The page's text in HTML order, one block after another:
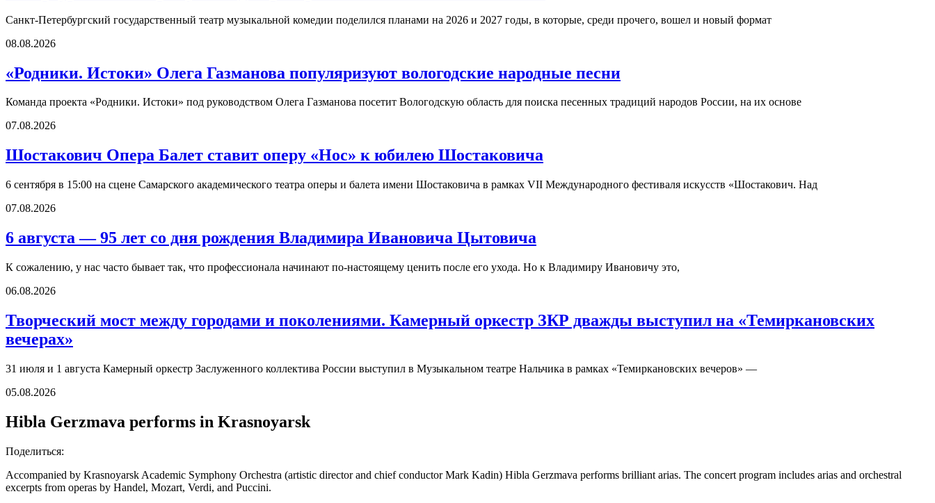
Санкт-Петербургский государственный театр музыкальной комедии поделился планами на 2026 и 2027 годы, в которые, среди прочего, вошел и новый формат
08.08.2026
«Родники. Истоки» Олега Газманова популяризуют вологодские народные песни
Команда проекта «Родники. Истоки» под руководством Олега Газманова посетит Вологодскую область для поиска песенных традиций народов России, на их основе
07.08.2026
Шостакович Опера Балет ставит оперу «Нос» к юбилею Шостаковича
6 сентября в 15:00 на сцене Самарского академического театра оперы и балета имени Шостаковича в рамках VII Международного фестиваля искусств «Шостакович. Над
07.08.2026
6 августа — 95 лет со дня рождения Владимира Ивановича Цытовича
К сожалению, у нас часто бывает так, что профессионала начинают по-настоящему ценить после его ухода. Но к Владимиру Ивановичу это,
06.08.2026
Творческий мост между городами и поколениями. Камерный оркестр ЗКР дважды выступил на «Темиркановских
вечерах»
31 июля и 1 августа Камерный оркестр Заслуженного коллектива России выступил в Музыкальном театре Нальчика в рамках «Темиркановских вечеров» —
05.08.2026
Hibla Gerzmava performs in Krasnoyarsk
Поделиться:
Accompanied by Krasnoyarsk Academic Symphony Orchestra (artistic director and chief conductor Mark Kadin) Hibla Gerzmava performs brilliant arias. The concert program includes arias and orchestral
excerpts from operas by Handel, Mozart, Verdi, and Puccini.